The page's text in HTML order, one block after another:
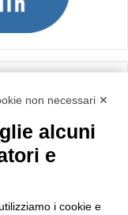
non necessari ✕
alcuni
e
i cookie e